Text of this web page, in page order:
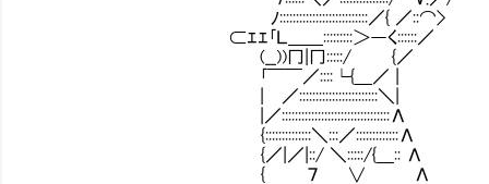
ﾉ:::::::::::::::::::::::::::／{ ／::⌒>
⊂ｴｴ｢Ｌ＿＿:::::::::＞―く::::::／
(__))冂|冂:::::/ {／
｢￣￣／::::└{＿／ |
| ／::::::::::::::::::::::::＼|
|／:::::::::::::::::::::::::::::::::Λ
{::::::::::::::＼:::／:::::::::::::Λ
{／|／|::/ ＼:::::/{＿:: Λ
{ ７ ∨ Λ